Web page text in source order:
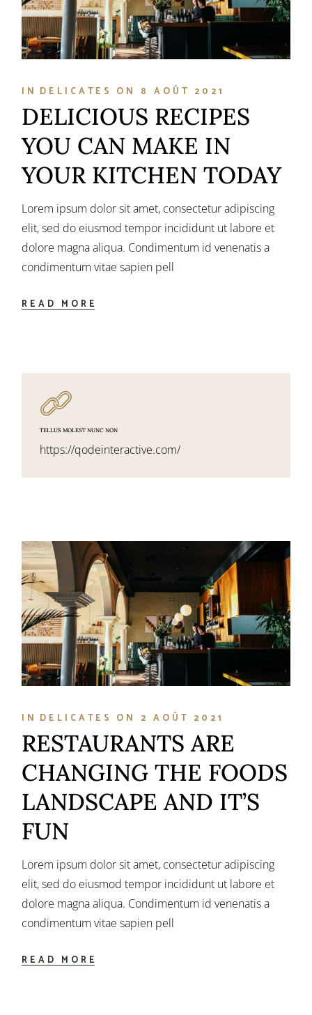
IN DELICATES ON 8 AOÛT 2021
DELICIOUS RECIPES
YOU CAN MAKE IN
YOUR KITCHEN TODAY
Lorem ipsum dolor sit amet, consectetur adipiscing
elit, sed do eiusmod tempor incididunt ut labore et
dolore magna aliqua. Condimentum id venenatis a
condimentum vitae sapien pell
READ MORE
TELLUS MOLEST NUNC NON
https://qodeinteractive.com/
IN DELICATES ON 2 AOÛT 2021
RESTAURANTS ARE
CHANGING THE FOODS
LANDSCAPE AND IT’S
FUN
Lorem ipsum dolor sit amet, consectetur adipiscing
elit, sed do eiusmod tempor incididunt ut labore et
dolore magna aliqua. Condimentum id venenatis a
condimentum vitae sapien pell
READ MORE